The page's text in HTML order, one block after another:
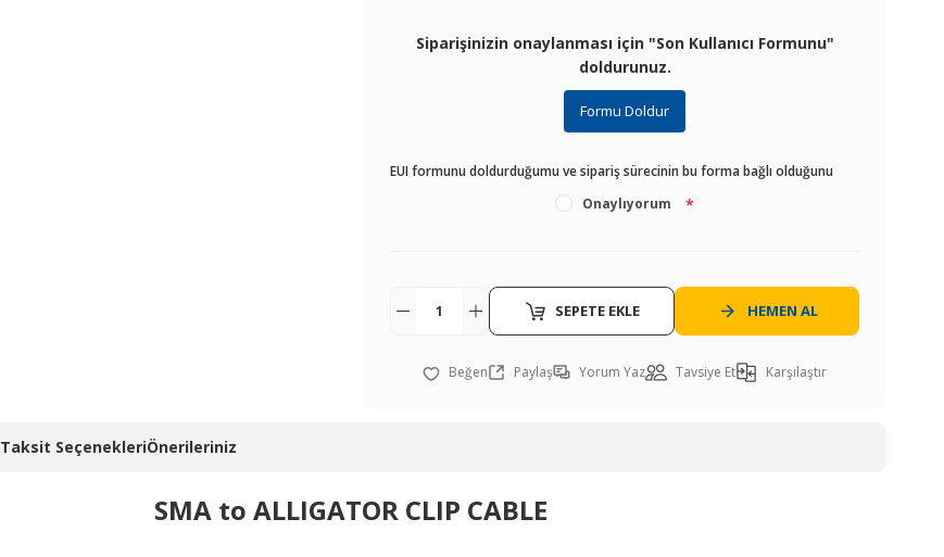
Siparişinizin onaylanması için "Son Kullanıcı Formunu"
doldurunuz.
Formu Doldur
EUI formunu doldurduğumu ve sipariş sürecinin bu forma bağlı olduğunu
Onaylıyorum
*
SEPETE EKLE HEMEN AL
Paylaş Yorum Yaz Tavsiye Et Karşılaştır
Taksit SeçenekleriÖnerileriniz
SMA to ALLIGATOR CLIP CABLE